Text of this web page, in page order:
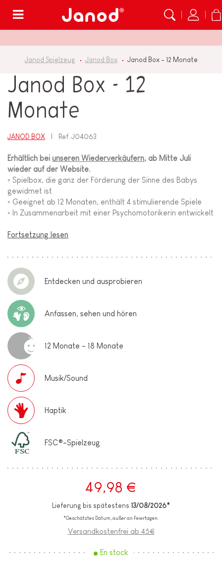
Janod Spielzeug Janod Box Janod Box - 12 Monate
Janod Box - 12
Monate
JANOD BOX Ref.J04063
Erhältlich bei unseren Wiederverkäufern, ab Mitte Juli
wieder auf der Website.
◦ Spielbox, die ganz der Förderung der Sinne des Babys
gewidmet ist
◦ Geeignet ab 12 Monaten, enthält 4 stimulierende Spiele
◦ In Zusammenarbeit mit einer Psychomotorikerin entwickelt
Fortsetzung lesen
Entdecken und ausprobieren
Anfassen, sehen und hören
12 Monate - 18 Monate
Musik/Sound
Haptik
FSC®-Spielzeug
49,98 €
Lieferung bis spätestens 13/08/2026*
*Geschätztes Datum, außer an Feiertagen.
Versandkostenfrei ab 45€
En stock